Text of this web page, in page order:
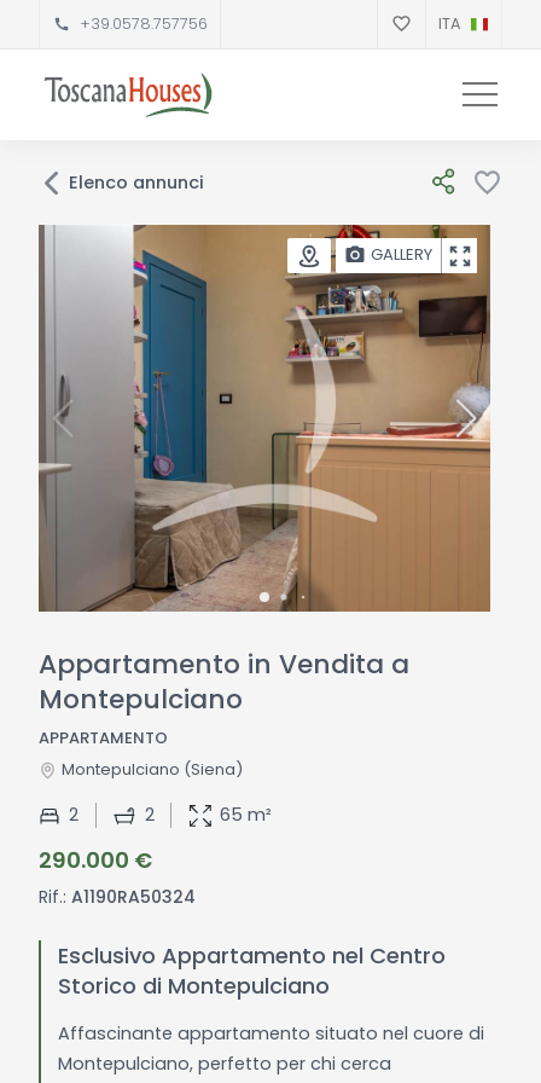
+39.0578.757756 ITA
Elenco annunci
GALLERY
Appartamento in Vendita a
Montepulciano
Montepulciano (Siena)
APPARTAMENTO
290.000 €
Rif.: A1190RA50324
2 2 65 m²
Esclusivo Appartamento nel Centro
Storico di Montepulciano
Affascinante appartamento situato nel cuore di
Montepulciano, perfetto per chi cerca